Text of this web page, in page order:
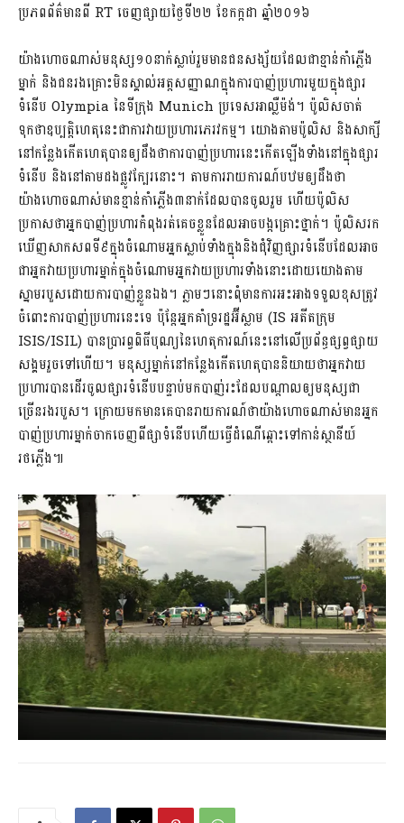
ប្រភពព័ត៌មានពី RT ចេញផ្សាយថ្ងៃទី២២ ខែកក្កដា ឆ្នាំ២០១៦
យ៉ាងហោចណាស់មនុស្ស១០នាក់ស្លាប់រួមមានជនសង្ស័យដែលជាខ្មាន់កាំភ្លើង
ម្នាក់ និងជនរងគ្រោះមិនស្គាល់អត្តសញ្ញាណក្នុងការបាញ់ប្រហារមួយក្នុងផ្សារ
ទំនើប Olympia នៃទីក្រុង Munich ប្រទេសអាល្លឺម៉ង់។ ប៉ូលិសចាត់
ទុកថាឧប្បត្តិហេតុនេះជាការវាយប្រហារភេរវកម្ម។ យោងតាមប៉ូលិស និងសាក្សី
នៅកន្លែងកើតហេតុបានឲ្យដឹងថាការបាញ់ប្រហារនេះកើតឡើងទាំងនៅក្នុងផ្សារ
ទំនើប និងនៅតាមដងផ្លូវក្បែរនោះ។ តាមការរាយការណ៍បឋមឲ្យដឹងថា
យ៉ាងហោចណាស់មានខ្មាន់កាំភ្លើង៣នាក់ដែលបានចូលរួម ហើយប៉ូលិស
ប្រកាសថាអ្នកបាញ់ប្រហារកំពុងរត់គេចខ្លួនដែលអាចបង្កគ្រោះថ្នាក់។ ប៉ូលិសរក
ឃើញសាកសពទី៩ក្នុងចំណោមអ្នកស្លាប់ទាំងក្នុងនិងជុំវិញផ្សារទំនើបដែលអាច
ជាអ្នកវាយប្រហារម្នាក់ក្នុងចំណោមអ្នកវាយប្រហារទាំងនោះដោយយោងតាម
ស្នាមរបួសដោយការបាញ់ខ្លួនឯង។ ភ្លាមៗនោះពុំមានការអះអាងទទួលខុសត្រូវ
ចំពោះការបាញ់ប្រហារនេះទេ ប៉ុន្តែអ្នកគាំទ្ររដ្ឋអ៊ីស្លាម (IS អតីតក្រុម
ISIS/ISIL) បានប្រារព្វពិធីបុណ្យនៃហេតុការណ៍នេះនៅលើប្រព័ន្ធផ្សព្វផ្សាយ
សង្គមរួចទៅហើយ។ មនុស្សម្នាក់នៅកន្លែងកើតហេតុបាននិយាយថាអ្នកវាយ
ប្រហារបានដើរចូលផ្សារទំនើបបន្ទាប់មកបាញ់រះដែលបណ្តាលឲ្យមនុស្សជា
ច្រើនរងរបួស។ ក្រោយមកមានគេបានរាយការណ៍ថាយ៉ាងហោចណាស់មានអ្នក
បាញ់ប្រហារម្នាក់ចាកចេញពីផ្សាទំនើបហើយធ្វើដំណើឆ្ពោះទៅកាន់ស្ថានីយ៍
រថភ្លើង៕